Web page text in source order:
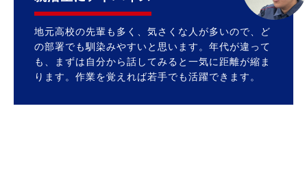
地元高校の先輩も多く、気さくな人が多いので、ど
の部署でも馴染みやすいと思います。年代が違って
も、まずは自分から話してみると一気に距離が縮ま
ります。作業を覚えれば若手でも活躍できます。